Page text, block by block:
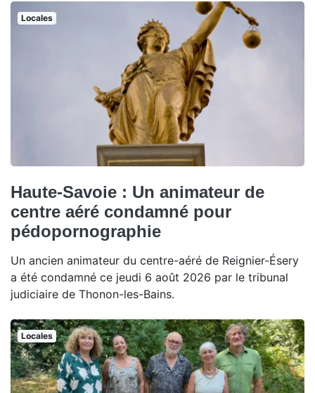
Locales
Haute-Savoie : Un animateur de
centre aéré condamné pour
pédopornographie
Un ancien animateur du centre-aéré de Reignier-Ésery
a été condamné ce jeudi 6 août 2026 par le tribunal
judiciaire de Thonon-les-Bains.
Locales